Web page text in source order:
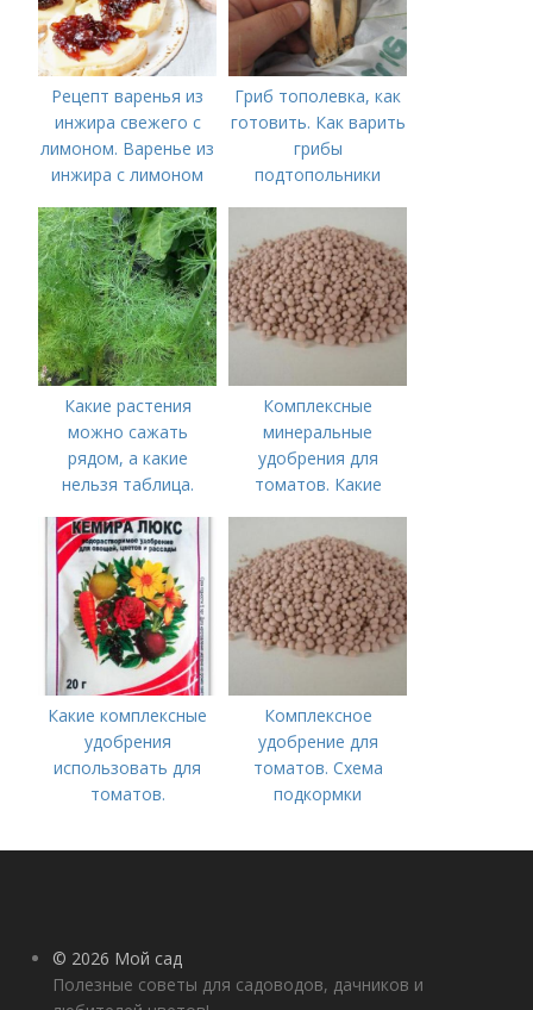
Рецепт варенья из
инжира свежего с
лимоном. Варенье из
инжира с лимоном
Гриб тополевка, как
готовить. Как варить
грибы
подтопольники
Какие растения
можно сажать
рядом, а какие
нельзя таблица.
Комплексные
минеральные
удобрения для
томатов. Какие
используются для
культуры
Какие комплексные
удобрения
использовать для
томатов.
комплексные
Комплексное
удобрение для
томатов. Схема
подкормки
рассады до сбора
© 2026 Мой сад
Полезные советы для садоводов, дачников и